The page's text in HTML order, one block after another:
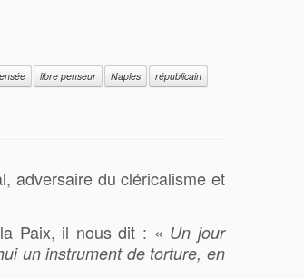
libre penseur Naples
républicain
adversaire du cléricalisme et
Paix, il nous dit : « Un jour
un instrument de torture, en